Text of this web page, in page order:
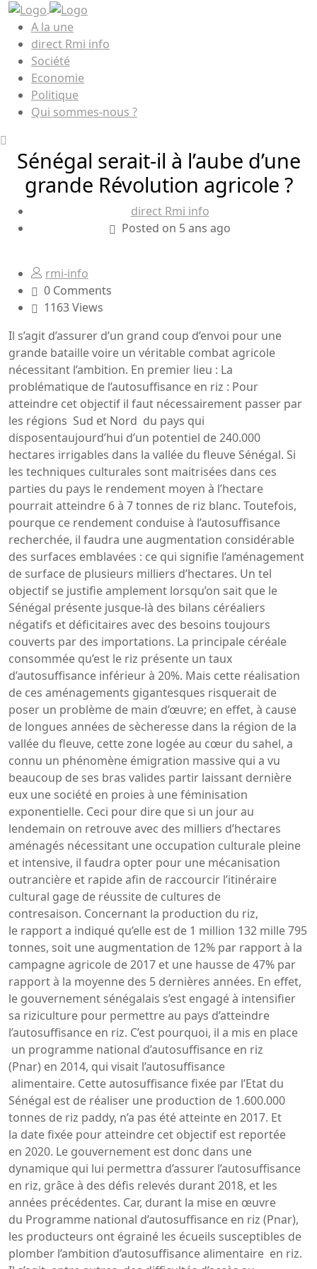
A la une
direct Rmi info
Société
Economie
Politique
Qui sommes-nous ?
Sénégal serait-il à l’aube d’une
grande Révolution agricole ?
direct Rmi info
Posted on 5 ans ago
rmi-info
0 Comments
1163 Views
Il s’agit d’assurer d’un grand coup d’envoi pour une
grande bataille voire un véritable combat agricole
nécessitant l’ambition. En premier lieu : La
problématique de l’autosuffisance en riz : Pour
atteindre cet objectif il faut nécessairement passer par
les régions Sud et Nord du pays qui
disposentaujourd’hui d’un potentiel de 240.000
hectares irrigables dans la vallée du fleuve Sénégal. Si
les techniques culturales sont maitrisées dans ces
parties du pays le rendement moyen à l’hectare
pourrait atteindre 6 à 7 tonnes de riz blanc. Toutefois,
pourque ce rendement conduise à l’autosuffisance
recherchée, il faudra une augmentation considérable
des surfaces emblavées : ce qui signifie l’aménagement
de surface de plusieurs milliers d’hectares. Un tel
objectif se justifie amplement lorsqu’on sait que le
Sénégal présente jusque-là des bilans céréaliers
négatifs et déficitaires avec des besoins toujours
couverts par des importations. La principale céréale
consommée qu’est le riz présente un taux
d’autosuffisance inférieur à 20%. Mais cette réalisation
de ces aménagements gigantesques risquerait de
poser un problème de main d’œuvre; en effet, à cause
de longues années de sècheresse dans la région de la
vallée du fleuve, cette zone logée au cœur du sahel, a
connu un phénomène émigration massive qui a vu
beaucoup de ses bras valides partir laissant dernière
eux une société en proies à une féminisation
exponentielle. Ceci pour dire que si un jour au
lendemain on retrouve avec des milliers d’hectares
aménagés nécessitant une occupation culturale pleine
et intensive, il faudra opter pour une mécanisation
outrancière et rapide afin de raccourcir l’itinéraire
cultural gage de réussite de cultures de
contresaison. Concernant la production du riz,
le rapport a indiqué qu’elle est de 1 million 132 mille 795
tonnes, soit une augmentation de 12% par rapport à la
campagne agricole de 2017 et une hausse de 47% par
rapport à la moyenne des 5 dernières années. En effet,
le gouvernement sénégalais s’est engagé à intensifier
sa riziculture pour permettre au pays d’atteindre
l’autosuffisance en riz. C’est pourquoi, il a mis en place
un programme national d’autosuffisance en riz
(Pnar) en 2014, qui visait l’autosuffisance
alimentaire. Cette autosuffisance fixée par l’Etat du
Sénégal est de réaliser une production de 1.600.000
tonnes de riz paddy, n’a pas été atteinte en 2017. Et
la date fixée pour atteindre cet objectif est reportée
en 2020. Le gouvernement est donc dans une
dynamique qui lui permettra d’assurer l’autosuffisance
en riz, grâce à des défis relevés durant 2018, et les
années précédentes. Car, durant la mise en œuvre
du Programme national d’autosuffisance en riz (Pnar),
les producteurs ont égrainé les écueils susceptibles de
plomber l’ambition d’autosuffisance alimentaire en riz.